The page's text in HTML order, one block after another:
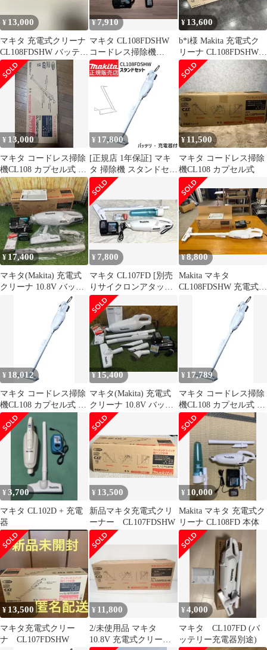
¥ 13,000
マキタ 充電式クリーナ
CL108FDSHW バッテリ
ー充電器付 掃除機
¥7,910
マキタ CL108FDSHW
コードレス掃除機
10.8V バッテリー・充
電器付
¥ 13,600
b*i様 Makita 充電式ク
リーナ CL108FDSHW
マキタ バッテリー
¥ 13,000
マキタ コードレス掃除
機CL108 カプセル式 標
準25分稼働/充電22分 軽
量定番モデル 10.8Vバ
ッテリ充電器付
CL108FDSHW
¥ 17,800
[正規店 1年保証] マキ
タ 掃除機 スタンドセッ
ト CL108FDSHW scs‐
001 セット makita 充電
式 コードレス クリーナ
ー 10.8V 1.5Ah カプセ
ル式 クリーナースタン
ド セット 新生活家電
小型 軽量 軽い 一人暮
らし 1人暮
¥ 11,500
マキタ コードレス掃除
機CL108 カプセル式
¥ 17,400
マキタ(Makita) 充電式
クリーナ 10.8V バッテ
CL107FDSHW【川崎
¥ 7,800
マキタ CL107FD [別売
りサイクロンアタッチ
メント付き]
¥8,800
Makita マキタ
CL108FDSHW 充電式ク
¥ 18,012
マキタ コードレス掃除
機CL108 カプセル式 標
準25分稼働／充電22分
軽量定番モデル 10.8V
バッテリ充電器付
CL108FDSHW 0
¥15,400
マキタ(Makita) 充電式
クリーナ 10.8V バッテ
リー・充電器付
CL107FDSHW 付属品多
数！ 汚れている箇所あ
ります。 中古品
¥ 17,789
マキタ コードレス掃除
機CL108 カプセル式 標
準25分稼働／充電22分
軽量定番モデル 10.8V
バッテリ充電器付
CL108FDSHW 0
¥3,700
マキタ CL102D + 充電
器
¥ 13,500
新品マキタ充電式クリ
ーナー CL107FDSHW
¥ 10,000
Makita マキタ 充電式ク
リーナ CL108FD 本体
¥ 13,500
マキタ充電式クリー
ナ CL107FDSHW
¥ 11,800
2/未使用品 マキタ
10.8V 充電式クリーナ
¥4,000
マキタ CL107FD (バ
ッテリー充電器別途)